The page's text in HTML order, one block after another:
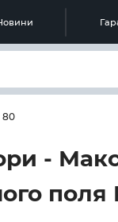
80
-
поля